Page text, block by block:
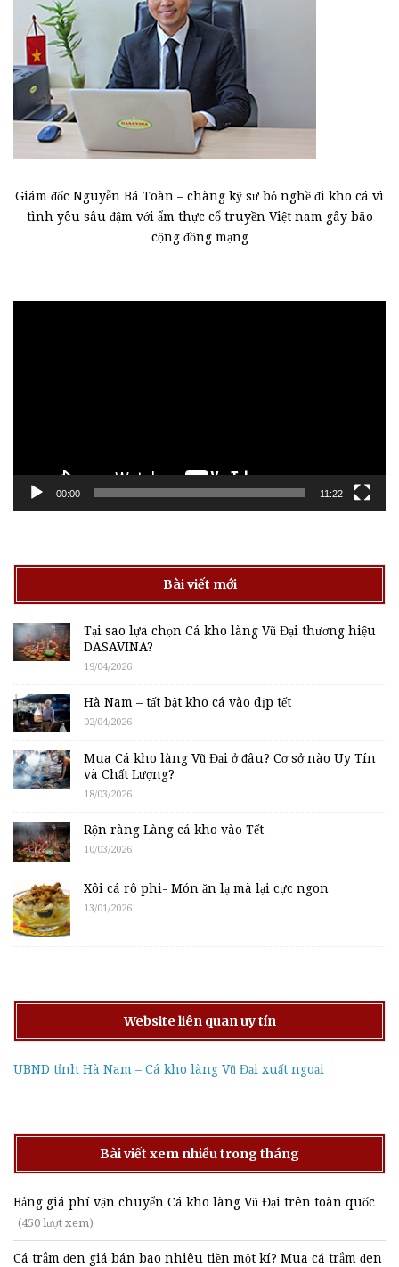
Giám đốc Nguyễn Bá Toàn – chàng kỹ sư bỏ nghề đi kho cá vì
tình yêu sâu đậm với ẩm thực cổ truyền Việt nam gây bão
cộng đồng mạng
00:00 11:22
Bài viết mới
Tại sao lựa chọn Cá kho làng Vũ Đại thương hiệu
DASAVINA?
19/04/2026
Hà Nam – tất bật kho cá vào dịp tết
02/04/2026
Mua Cá kho làng Vũ Đại ở đâu? Cơ sở nào Uy Tín
và Chất Lượng?
18/03/2026
Rộn ràng Làng cá kho vào Tết
10/03/2026
Xôi cá rô phi- Món ăn lạ mà lại cực ngon
13/01/2026
Website liên quan uy tín
UBND tỉnh Hà Nam – Cá kho làng Vũ Đại xuất ngoại
Bài viết xem nhiều trong tháng
Bảng giá phí vận chuyển Cá kho làng Vũ Đại trên toàn quốc
(450 lượt xem)
Cá trắm đen giá bán bao nhiêu tiền một kí? Mua cá trắm đen